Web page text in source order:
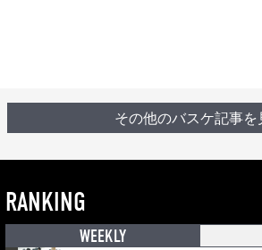
その他のバスケ記事を
RANKING
WEEKLY